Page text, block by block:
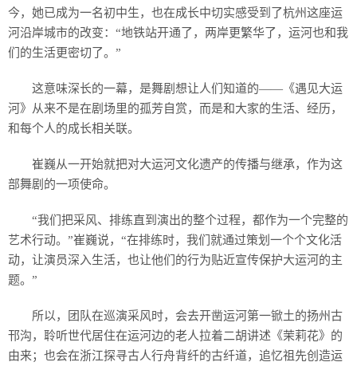
今，她已成为一名初中生，也在成长中切实感受到了杭州这座运
河沿岸城市的改变：“地铁站开通了，两岸更繁华了，运河也和我
们的生活更密切了。”
这意味深长的一幕，是舞剧想让人们知道的——《遇见大运
河》从来不是在剧场里的孤芳自赏，而是和大家的生活、经历，
和每个人的成长相关联。
崔巍从一开始就把对大运河文化遗产的传播与继承，作为这
部舞剧的一项使命。
“我们把采风、排练直到演出的整个过程，都作为一个完整的
艺术行动。”崔巍说，“在排练时，我们就通过策划一个个文化活
动，让演员深入生活，也让他们的行为贴近宣传保护大运河的主
题。”
所以，团队在巡演采风时，会去开凿运河第一锨土的扬州古
邗沟，聆听世代居住在运河边的老人拉着二胡讲述《茉莉花》的
由来；也会在浙江探寻古人行舟背纤的古纤道，追忆祖先创造运